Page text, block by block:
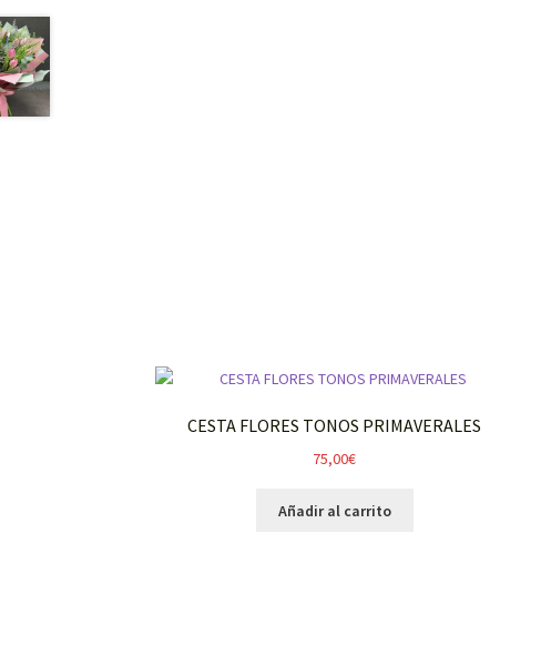
CESTA FLORES TONOS PRIMAVERALES
75,00€
Añadir al carrito